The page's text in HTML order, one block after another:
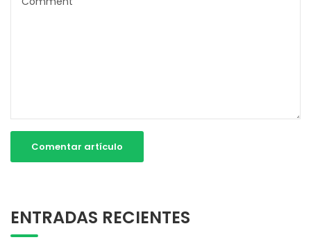
ENTRADAS RECIENTES